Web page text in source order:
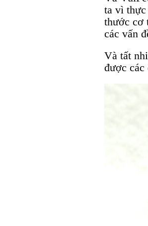
ta vì thực
thước cơ
các vấn
Và tất
được các